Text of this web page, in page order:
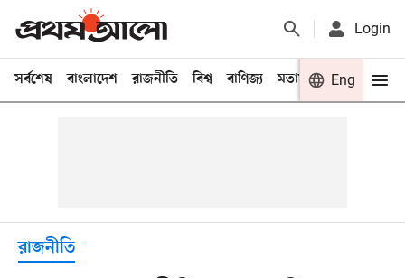
Login
সর্বশেষ বাংলাদেশ রাজনীতি বিশ্ব বাণিজ্য মতামত খেলা
Eng
রাজনীতি